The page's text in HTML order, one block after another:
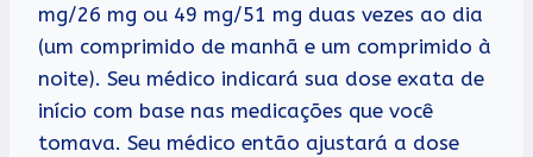
mg/26 mg ou 49 mg/51 mg duas vezes ao dia
(um comprimido de manhã e um comprimido à
noite). Seu médico indicará sua dose exata de
início com base nas medicações que você
tomava. Seu médico então ajustará a dose